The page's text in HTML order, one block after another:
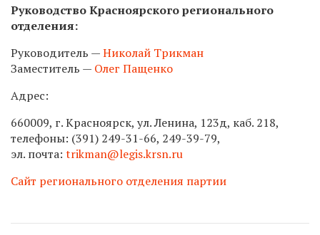
Руководство Красноярского регионального
отделения:
Руководитель —Николай Трикман
Заместитель — Олег Пащенко
Адрес:
660009, г. Красноярск, ул. Ленина, 123д, каб. 218,
телефоны: (391) 249-31-66, 249-39-79,
эл. почта: trikman@legis.krsn.ru
Сайт регионального отделения партии